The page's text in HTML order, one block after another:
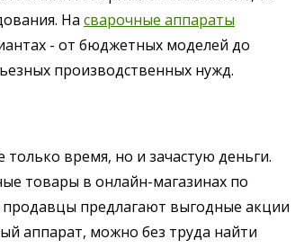
На сварочные аппараты
- от бюджетных моделей до
производственных нужд.
время, но и зачастую деньги.
товары в онлайн-магазинах по
предлагают выгодные акции
аппарат, можно без труда найти